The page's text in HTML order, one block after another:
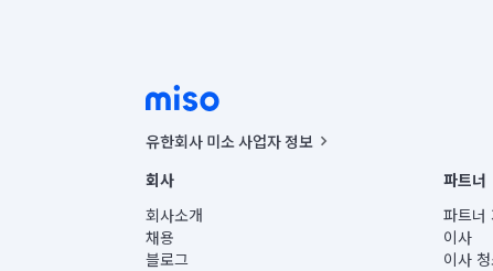
유한회사 미소 사업자 정보
사업자등록번호 : 291-87-00271 | 인허가번호 : 2016-
통신판매신고번호 : 2024-서울종로-1400(공정거래위원회
대표이사 : CHING VICTOR COLUMBIA RHEE
주소 | 본사: 서울특별시 종로구 율곡로 6(중학동, 트윈트리
컨택센터 : 서울특별시 종로구 수송동 율곡로 24, 7층, 8
회사
회사소개
채용
블로그
파트너
파트너
이사
이사